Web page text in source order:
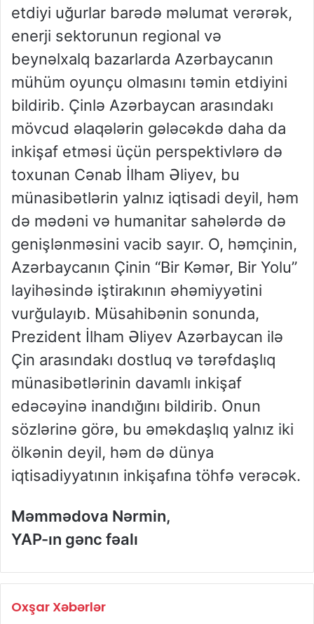
etdiyi uğurlar barədə məlumat verərək,
enerji sektorunun regional və
beynəlxalq bazarlarda Azərbaycanın
mühüm oyunçu olmasını təmin etdiyini
bildirib. Çinlə Azərbaycan arasındakı
mövcud əlaqələrin gələcəkdə daha da
inkişaf etməsi üçün perspektivlərə də
toxunan Cənab İlham Əliyev, bu
münasibətlərin yalnız iqtisadi deyil, həm
də mədəni və humanitar sahələrdə də
genişlənməsini vacib sayır. O, həmçinin,
Azərbaycanın Çinin “Bir Kəmər, Bir Yolu”
layihəsində iştirakının əhəmiyyətini
vurğulayıb. Müsahibənin sonunda,
Prezident İlham Əliyev Azərbaycan ilə
Çin arasındakı dostluq və tərəfdaşlıq
münasibətlərinin davamlı inkişaf
edəcəyinə inandığını bildirib. Onun
sözlərinə görə, bu əməkdaşlıq yalnız iki
ölkənin deyil, həm də dünya
iqtisadiyyatının inkişafına töhfə verəcək.
Məmmədova Nərmin,
YAP-ın gənc fəalı
Oxşar Xəbərlər